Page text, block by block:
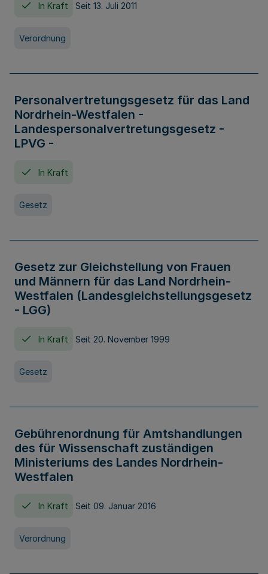
In Kraft Seit 13. Juli 2011
Verordnung
Personalvertretungsgesetz für das Land
Nordrhein-Westfalen -
Landespersonalvertretungsgesetz -
LPVG -
In Kraft
Gesetz
Gesetz zur Gleichstellung von Frauen
und Männern für das Land Nordrhein-
Westfalen (Landesgleichstellungsgesetz
- LGG)
In Kraft Seit 20. November 1999
Gesetz
Gebührenordnung für Amtshandlungen
des für Wissenschaft zuständigen
Ministeriums des Landes Nordrhein-
Westfalen
In Kraft Seit 09. Januar 2016
Verordnung